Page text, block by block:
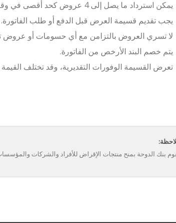
يمكن استرداد ما يصل إلى 4 عروض كحد أقصى في وقت واحد من نفس التاجر من قِبل مستخدم التطبيق.
يجب تقديم قسيمة العرض قبل الدفع أو طلب الفاتورة.
لا تسري العروض بالتزامن مع أي حسومات أو عروض
يتم خصم البند الأرخص من الفاتورة.
تعرض القسيمة الوفورات التقديرية، وقد تختلف القيمة
بنك الدوحة بمنح منتجات الإقراض للأفراد والشركات